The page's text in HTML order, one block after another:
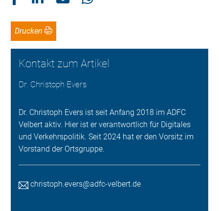
Drucken
Kontakt zum Artikel
Dr. Christoph Evers
Dr. Christoph Evers ist seit Anfang 2018 im ADFC
Velbert aktiv. Hier ist er verantwortlich für Digitales
und Verkehrspolitik. Seit 2024 hat er den Vorsitz im
Vorstand der Ortsgruppe.
christoph.evers@adfc-velbert.de